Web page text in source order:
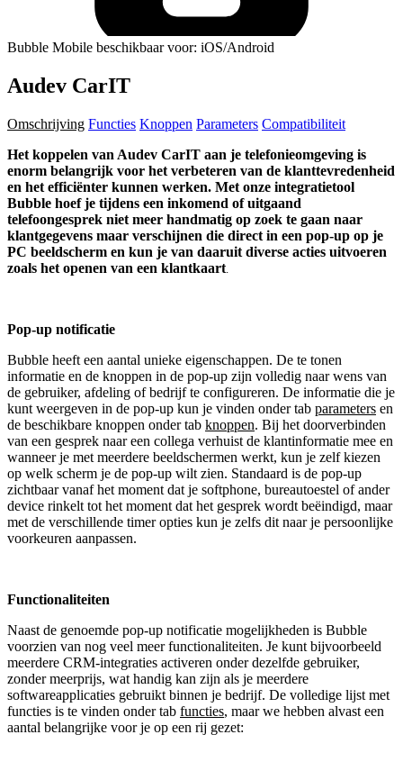
Bubble Mobile beschikbaar voor: iOS/Android
Audev CarIT
Omschrijving Functies Knoppen Parameters Compatibiliteit
Het koppelen van Audev CarIT aan je telefonieomgeving is
enorm belangrijk voor het verbeteren van de klanttevredenheid
en het efficiënter kunnen werken. Met onze integratietool
Bubble hoef je tijdens een inkomend of uitgaand
telefoongesprek niet meer handmatig op zoek te gaan naar
klantgegevens maar verschijnen die direct in een pop-up op je
PC beeldscherm en kun je van daaruit diverse acties uitvoeren
zoals het openen van een klantkaart.
Pop-up notificatie
Bubble heeft een aantal unieke eigenschappen. De te tonen
informatie en de knoppen in de pop-up zijn volledig naar wens van
de gebruiker, afdeling of bedrijf te configureren. De informatie die je
kunt weergeven in de pop-up kun je vinden onder tab parameters en
de beschikbare knoppen onder tab knoppen. Bij het doorverbinden
van een gesprek naar een collega verhuist de klantinformatie mee en
wanneer je met meerdere beeldschermen werkt, kun je zelf kiezen
op welk scherm je de pop-up wilt zien. Standaard is de pop-up
zichtbaar vanaf het moment dat je softphone, bureautoestel of ander
device rinkelt tot het moment dat het gesprek wordt beëindigd, maar
met de verschillende timer opties kun je zelfs dit naar je persoonlijke
voorkeuren aanpassen.
Functionaliteiten
Naast de genoemde pop-up notificatie mogelijkheden is Bubble
voorzien van nog veel meer functionaliteiten. Je kunt bijvoorbeeld
meerdere CRM-integraties activeren onder dezelfde gebruiker,
zonder meerprijs, wat handig kan zijn als je meerdere
softwareapplicaties gebruikt binnen je bedrijf. De volledige lijst met
functies is te vinden onder tab functies, maar we hebben alvast een
aantal belangrijke voor je op een rij gezet: